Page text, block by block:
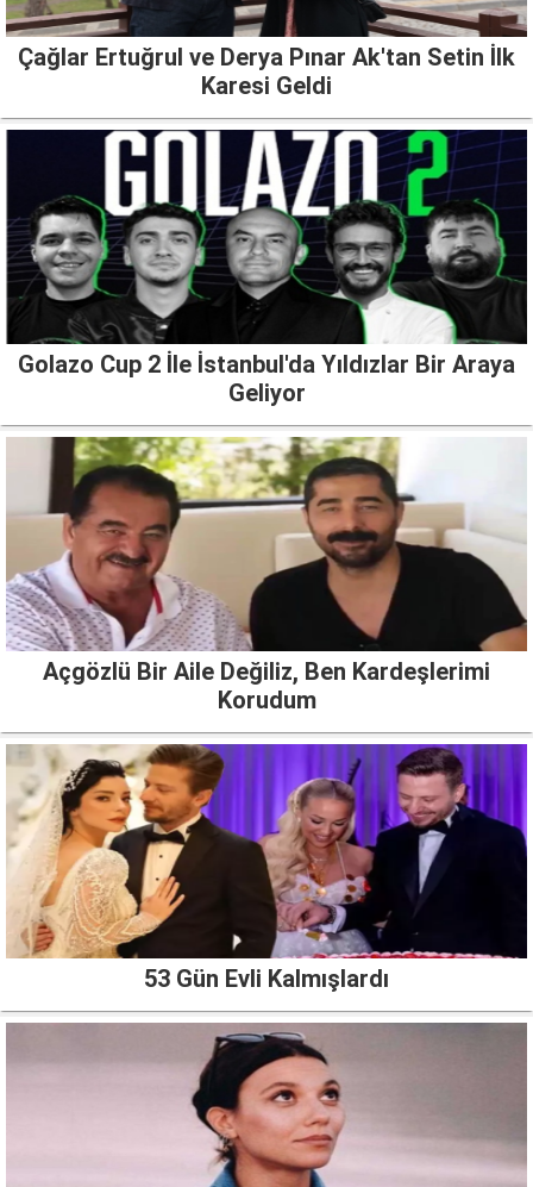
Çağlar Ertuğrul ve Derya Pınar Ak'tan Setin İlk
Karesi Geldi
Golazo Cup 2 İle İstanbul'da Yıldızlar Bir Araya
Geliyor
Açgözlü Bir Aile Değiliz, Ben Kardeşlerimi
Korudum
53 Gün Evli Kalmışlardı